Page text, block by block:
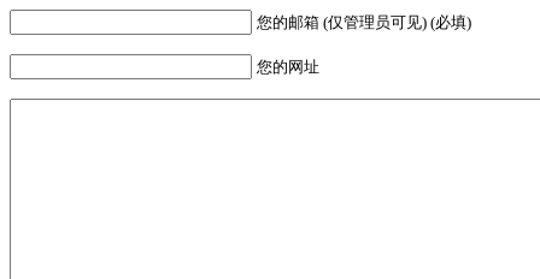
您的邮箱 (仅管理员可见) (必填)
您的网址